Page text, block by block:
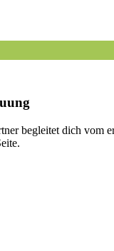
begleitet dich vom